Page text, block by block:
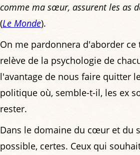
comme ma sœur, assurent les as
(Le Monde).
On me pardonnera d'aborder
relève de la psychologie de
l'avantage de nous faire quitter
politique où, semble-t-il, les ex
rester.
Dans le domaine du cœur et du
possible, certes. Ceux qui